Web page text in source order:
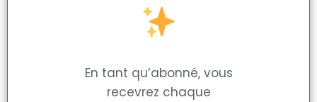
En tant qu’abonné, vous
recevrez chaque